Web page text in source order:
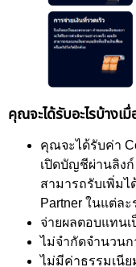
คุณจะได้รับอะไรบ้าง
คุณจะได้รับค่า
เปิดบัญชีผ่านลิง
สามารถรับเพิ่มไ
Partner ในแต่ละ
จ่ายผลตอบแทนเ
ไม่จำกัดจำนวนก
ไม่มีค่าธรรมเนี